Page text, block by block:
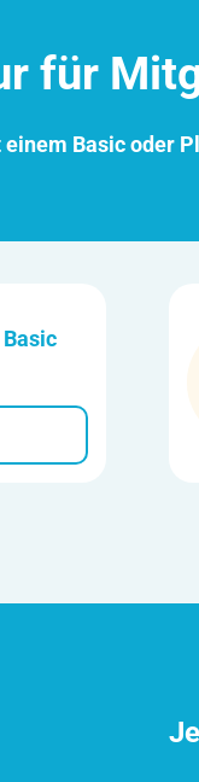
für
einem Basic oder